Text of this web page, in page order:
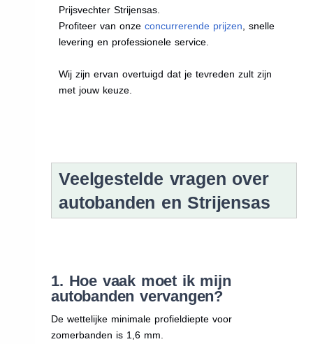
Prijsvechter Strijensas.
Profiteer van onze concurrerende prijzen , snelle
levering en professionele service.
Wij zijn ervan overtuigd dat je tevreden zult zijn
met jouw keuze.
Veelgestelde vragen over
autobanden en Strijensas
1. Hoe vaak moet ik mijn
autobanden vervangen?
De wettelijke minimale profieldiepte voor
zomerbanden is 1,6 mm.